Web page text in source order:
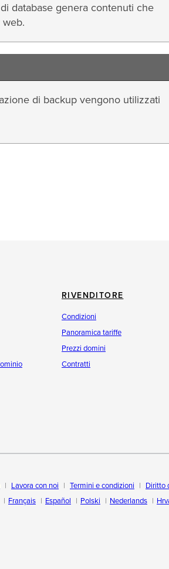
database genera contenuti che
di backup vengono utilizzati
RIVENDITORE
Condizioni
Panoramica tariffe
Prezzi domini
Contratti
Lavora con noi Termini e condizioni Diritto
Français Español Polski Nederlands